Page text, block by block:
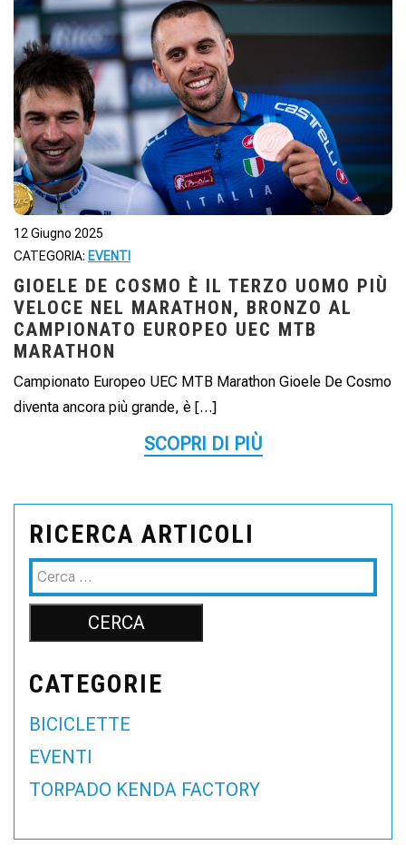
12 Giugno 2025
CATEGORIA: EVENTI
GIOELE DE COSMO È IL TERZO UOMO PIÙ
VELOCE NEL MARATHON, BRONZO AL
CAMPIONATO EUROPEO UEC MTB
MARATHON
Campionato Europeo UEC MTB Marathon Gioele De Cosmo
diventa ancora più grande, è […]
SCOPRI DI PIÙ
RICERCA ARTICOLI
CATEGORIE
BICICLETTE
EVENTI
TORPADO KENDA FACTORY